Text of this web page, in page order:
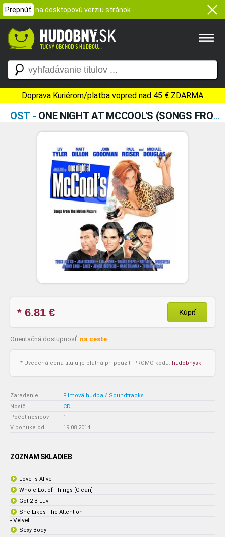
Prepnúť na desktopovú verziu stránok
Doprava Kuriérom/platba vopred nad 45 € ZDARMA
OST - ONE NIGHT AT MCCOOL'S (SONGS FROM THE MOTION PICTURE)
* 6.81 € Kúpiť
Orientačná dostupnosť: na ceste
* Uvedená cena titulu je platná pri použití PROMO kódu: hudobnysk
Zaradenie : Filmová hudba / Soundtracks
Nosič
: CD
Počet nosičov
: 1
V ponuke od
: 19.08.2014
ZOZNAM SKLADIEB
Love Is Alive
Whole Lot of Things [Clean]
Got 2 B Luv
She Likes The Attention
- Velvet
Sexy Body